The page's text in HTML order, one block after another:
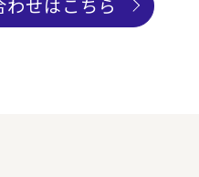
せはこちら